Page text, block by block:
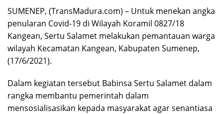
SUMENEP, (TransMadura.com) – Untuk menekan angka
penularan Covid-19 di Wilayah Koramil 0827/18
Kangean, Sertu Salamet melakukan pemantauan warga
wilayah Kecamatan Kangean, Kabupaten Sumenep,
(17/6/2021).
Dalam kegiatan tersebut Babinsa Sertu Salamet dalam
rangka membantu pemerintah dalam
mensosialisasikan kepada masyarakat agar senantiasa